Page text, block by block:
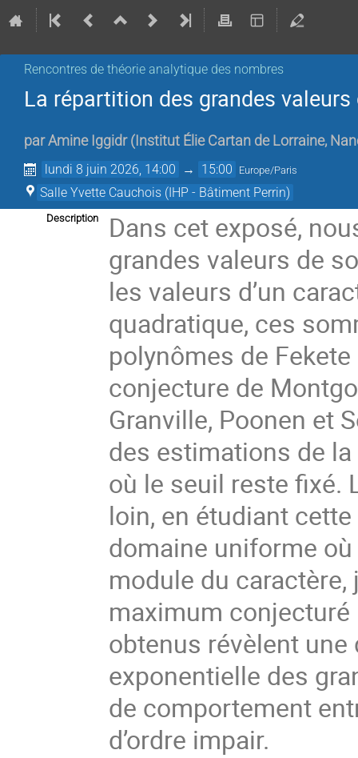
Rencontres de théorie analytique des nombres
La répartition des grandes
parAmine Iggidr ( Institut Élie Cartan de Lorraine,
lundi 8 juin 2026, 14:00 → 15:00 Europe/Paris
Salle Yvette Cauchois (IHP - Bâtiment Perrin)
Description
Dans cet exposé,
grandes valeurs de
les valeurs d’un
quadratique, ces
polynômes de
conjecture de
Granville, Poonen et
des estimations de
où le seuil reste fixé.
loin, en étudiant
domaine uniforme
module du caractère,
maximum
obtenus révèlent
exponentielle des
de comportement
d’ordre impair.